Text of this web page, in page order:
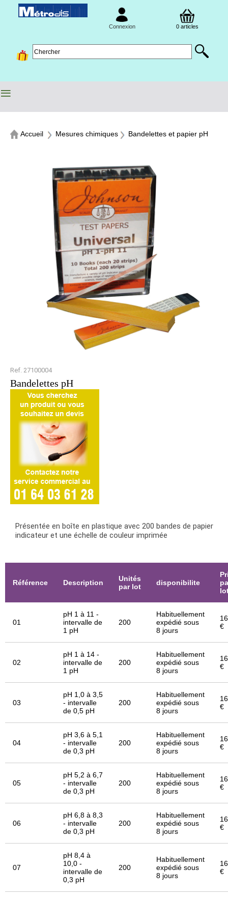
Connexion 0 articles
≡
Accueil Mesures chimiques Bandelettes et papier pH
Ref. 27100004
Bandelettes pH
Présentée en boîte en plastique avec 200 bandes de papier
indicateur et une échelle de couleur imprimée
Référence Description
Unités
par lot
disponibilite
01
pH 1 à 11 -
intervalle de
1 pH
200
Habituellement
expédié sous
8 jours
€
02
pH 1 à 14 -
intervalle de
1 pH
200
Habituellement
expédié sous
8 jours
€
03
pH 1,0 à 3,5
- intervalle
de 0,5 pH
200
Habituellement
expédié sous
8 jours
€
04
pH 3,6 à 5,1
- intervalle
de 0,3 pH
200
Habituellement
expédié sous
8 jours
€
05
pH 5,2 à 6,7
- intervalle
de 0,3 pH
200
Habituellement
expédié sous
8 jours
€
06
pH 6,8 à 8,3
- intervalle
de 0,3 pH
200
Habituellement
expédié sous
8 jours
€
07
pH 8,4 à
10,0 -
intervalle de
0,3 pH
200
Habituellement
expédié sous
8 jours
€